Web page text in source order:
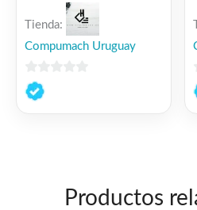
Tienda:
Compumach Uruguay
0
de
Productos